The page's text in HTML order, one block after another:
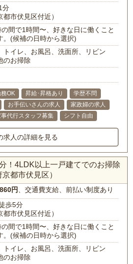
分
都市伏見区付近）
間で1時間〜、好きな日に働くこと
。(候補の日時から選択)
トイレ、お風呂、洗面所、リビン
のお掃除
OK 昇給･昇格あり
学歴不問
お手伝いさんの求人
家政婦の求人
事代行スタッフ募集 シフト自由
求人の詳細を見る
！4LDK以上一戸建てでのお掃除
都市伏見区）
円 、交通費支給、前払い制度あり
歩5分
都市伏見区付近）
間で1時間〜、好きな日に働くこと
。(候補の日時から選択)
トイレ、お風呂、洗面所、リビン
のお掃除